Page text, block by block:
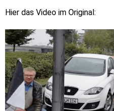
Hier das Video im Original: